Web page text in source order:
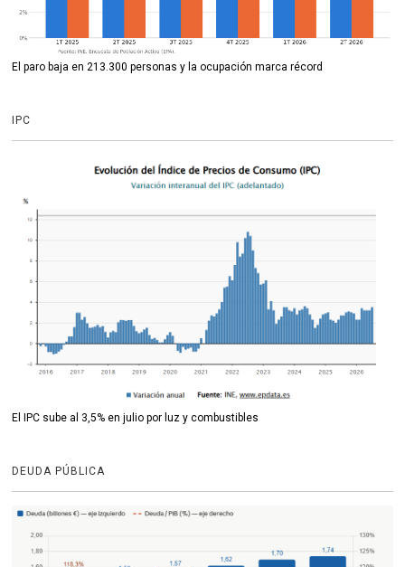
El paro baja en 213.300 personas y la ocupación marca récord
IPC
El IPC sube al 3,5% en julio por luz y combustibles
DEUDA PÚBLICA